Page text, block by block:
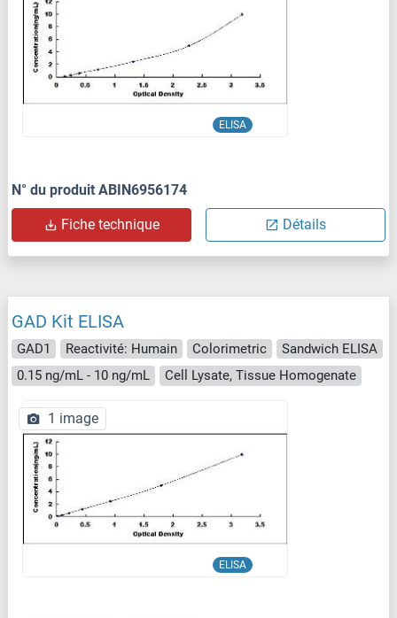
ELISA
N° du produit ABIN6956174
Fiche technique Détails
GAD Kit ELISA
GAD1 Reactivité: Humain Colorimetric
Sandwich ELISA
0.15 ng/mL - 10 ng/mL
Cell Lysate, Tissue Homogenate
ELISA
1 image